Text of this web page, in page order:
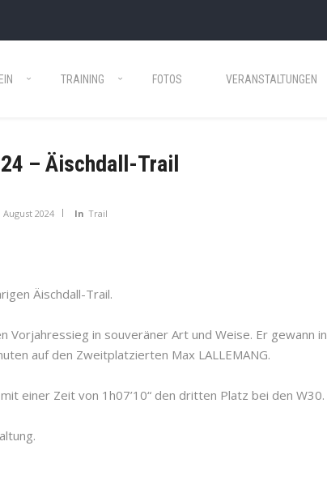
TRAINING FOTOS VERANSTALTUNGEN
– Äischdall-Trail
August 2024 In Trail
Äischdall-Trail.
Vorjahressieg in souveräner Art und Weise. Er gewann in
auf den Zweitplatzierten Max LALLEMANG.
einer Zeit von 1h07’10“ den dritten Platz bei den W30.